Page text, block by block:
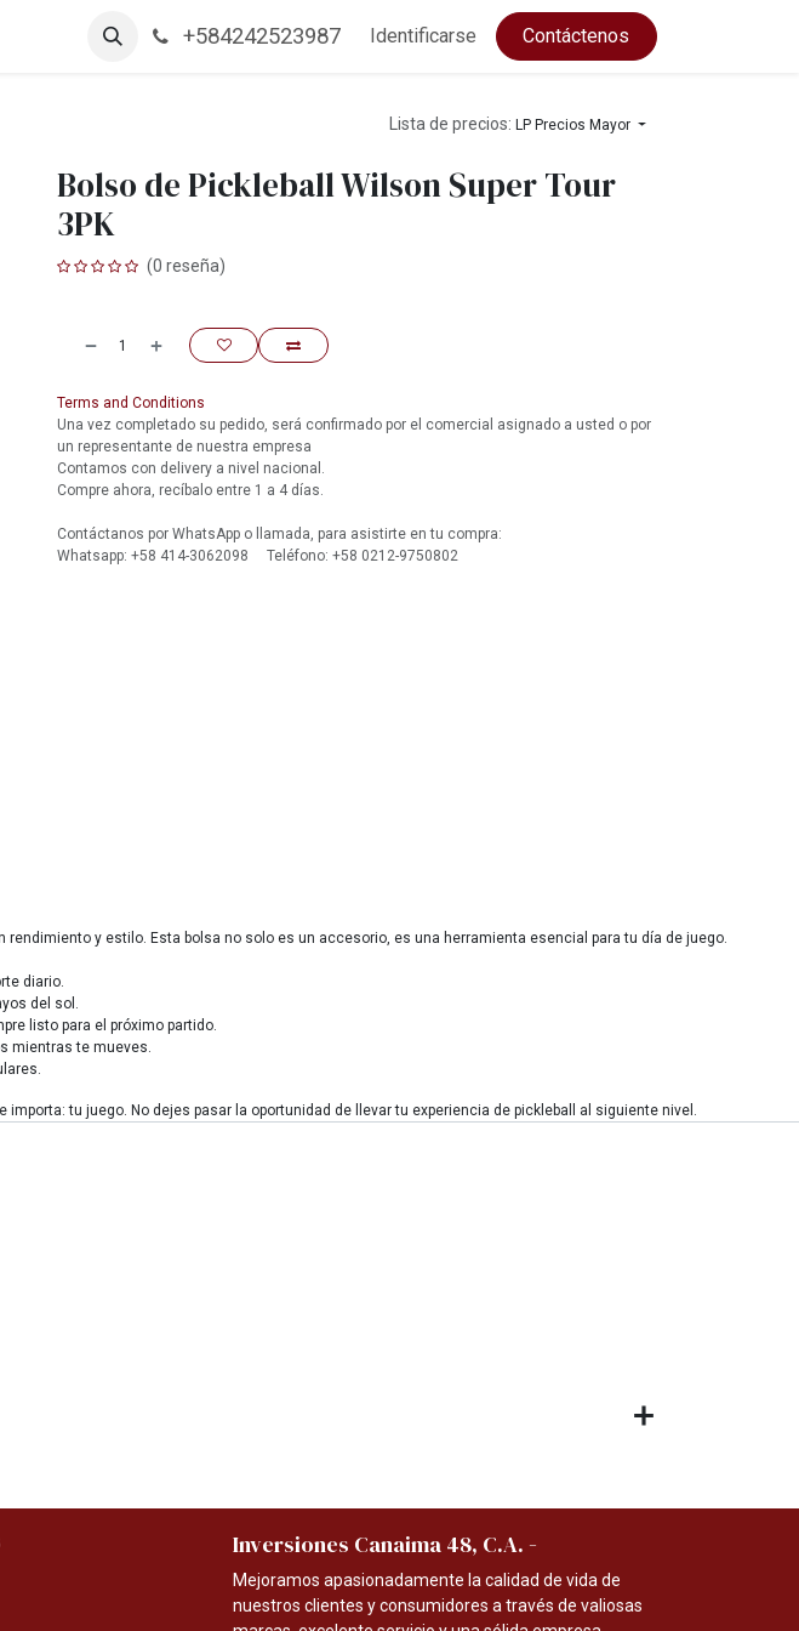
Empleos +584242523987 Identificarse Contáctenos
Lista de precios: LP Precios Mayor
Bolso de Pickleball Wilson Super Tour
3PK
(0 reseña)
Terms and Conditions
Una vez completado su pedido, será confirmado por el comercial asignado a usted o por
un representante de nuestra empresa
Contamos con delivery a nivel nacional.
Compre ahora, recíbalo entre 1 a 4 días.
Contáctanos por WhatsApp o llamada, para asistirte en tu compra:
Whatsapp: +58 414-3062098 Teléfono: +58 0212-9750802
y estilo. Esta bolsa no solo es un accesorio, es una herramienta esencial para tu día de juego.
diario.
del sol.
listo para el próximo partido.
mientras te mueves.
tu juego. No dejes pasar la oportunidad de llevar tu experiencia de pickleball al siguiente nivel.
Inversiones Canaima 48, C.A. -
Mejoramos apasionadamente la calidad de vida de
nuestros clientes y consumidores a través de valiosas